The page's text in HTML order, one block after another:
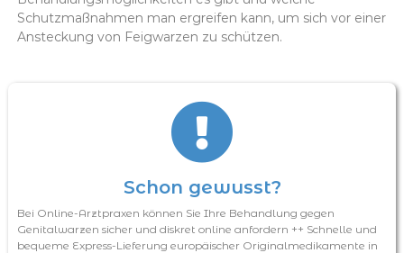
Schutzmaßnahmen man ergreifen kann, um sich vor einer
Ansteckung von Feigwarzen zu schützen.
Schon gewusst?
Bei Online-Arztpraxen können Sie Ihre Behandlung gegen
Genitalwarzen sicher und diskret online anfordern ++ Schnelle und
bequeme Express-Lieferung europäischer Originalmedikamente in